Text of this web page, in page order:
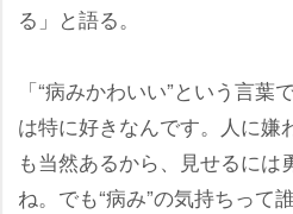
る」と語る。
「“病みかわいい”という言
は特に好きなんです。人に嫌
も当然あるから、見せるに
ね。でも“病み”の気持ちって